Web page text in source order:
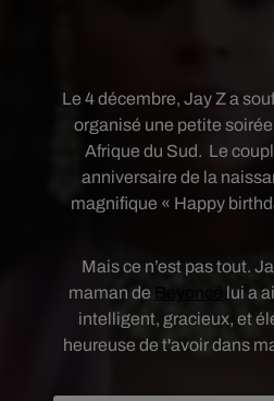
Le 4 décembre, Jay Z a
organisé une petite
Afrique du Sud. Le
anniversaire de la
magnifique « Happy
Mais ce n’est pas tout.
maman de
lui a
intelligent, gracieux, et
heureuse de t'avoir dans